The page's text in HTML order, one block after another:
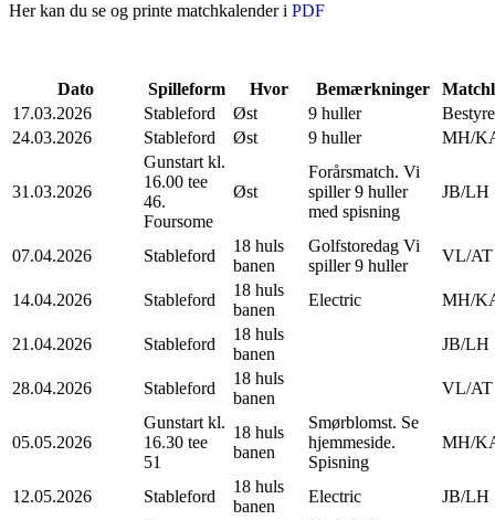
Her kan du se og printe matchkalender i PDF
Dato Spilleform Hvor Bemærkninger
17.03.2026
Stableford Øst 9 huller
24.03.2026
Stableford Øst 9 huller MH/
31.03.2026
Gunstart kl.
16.00 tee
46.
Foursome
Øst
Forårsmatch. Vi
spiller 9 huller
med spisning
JB/LH
07.04.2026 Stableford
18 huls
banen
Golfstoredag Vi
spiller 9 huller
VL/AT
14.04.2026 Stableford
18 huls
banen
Electric MH/
21.04.2026 Stableford
18 huls
banen
JB/LH
28.04.2026 Stableford
18 huls
banen
VL/AT
05.05.2026
Gunstart kl.
16.30 tee
51
18 huls
banen
Smørblomst. Se
hjemmeside.
Spisning
MH/
12.05.2026 Stableford
18 huls
banen
Electric JB/LH